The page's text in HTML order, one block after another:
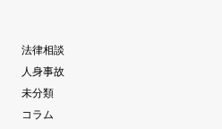
法律相談
人身事故
未分類
コラム